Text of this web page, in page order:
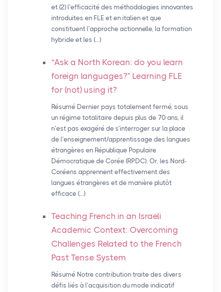
et (2) l’efficacité des méthodologies innovantes
introduites en FLE et en italien et que
constituent l’approche actionnelle, la formation
hybride et les (…)
“Ask a North Korean: do you learn
foreign languages?” Learning FLE
for (not) using it?
Résumé Dernier pays totalement fermé, sous
un régime totalitaire depuis plus de 70 ans, il
n’est pas exagéré de s’interroger sur la place
de l’enseignement/apprentissage des langues
étrangères en République Populaire
Démocratique de Corée (RPDC). Or, les Nord-
Coréens apprennent effectivement des
langues étrangères et de manière plutôt
efficace (…)
Teaching French in an Israeli
Academic Context: Overcoming
Challenges Related to the French
Past Tense System
Résumé Notre contribution traite des divers
défis liés à l’acquisition du mode indicatif